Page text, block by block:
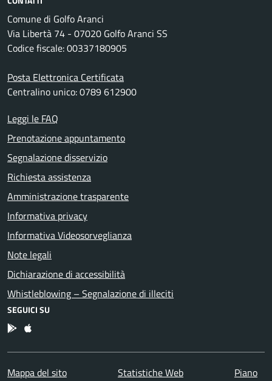
Comune di Golfo Aranci
Via Libertà 74 - 07020 Golfo Aranci SS
Codice fiscale: 00337180905
Posta Elettronica Certificata
Centralino unico: 0789 612900
Leggi le FAQ
Prenotazione appuntamento
Segnalazione disservizio
Richiesta assistenza
Amministrazione trasparente
Informativa privacy
Informativa Videosorveglianza
Note legali
Dichiarazione di accessibilità
Whistleblowing – Segnalazione di illeciti
SEGUICI SU
App Android
App IOS
Mappa del sito Statistiche Web
Piano